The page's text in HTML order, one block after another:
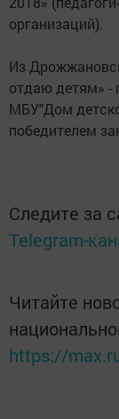
организаций).
Из
отдаю детям» -
МБУ"Дом
победителем
Следите за
Telegram-
Читайте
https://